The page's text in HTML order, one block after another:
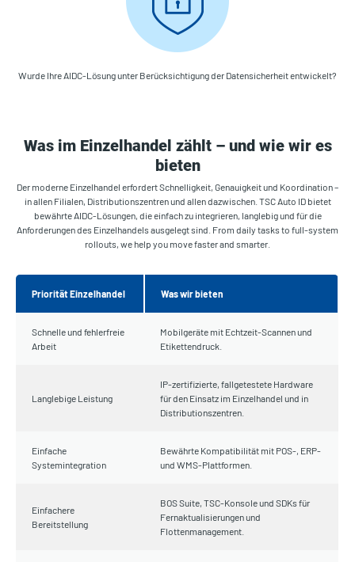
Wurde Ihre AIDC-Lösung unter Berücksichtigung der Datensicherheit entwickelt?
Was im Einzelhandel zählt – und wie wir es
bieten
Der moderne Einzelhandel erfordert Schnelligkeit, Genauigkeit und Koordination –
in allen Filialen, Distributionszentren und allen dazwischen. TSC Auto ID bietet
bewährte AIDC-Lösungen, die einfach zu integrieren, langlebig und für die
Anforderungen des Einzelhandels ausgelegt sind. From daily tasks to full-system
rollouts, we help you move faster and smarter.
Priorität Einzelhandel Was wir bieten
Schnelle und fehlerfreie
Arbeit
Mobilgeräte mit Echtzeit-Scannen und
Etikettendruck.
Langlebige Leistung
IP-zertifizierte, fallgetestete Hardware
für den Einsatz im Einzelhandel und in
Distributionszentren.
Einfache
Systemintegration
Bewährte Kompatibilität mit POS-, ERP-
und WMS-Plattformen.
Einfachere
Bereitstellung
BOS Suite, TSC-Konsole und SDKs für
Fernaktualisierungen und
Flottenmanagement.